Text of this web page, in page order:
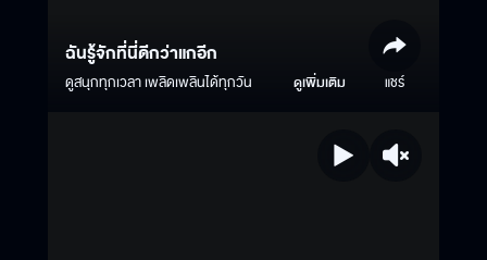
ฉันรู้จักที่นี่ดีกว่าแกอีก
ดูสนุกทุกเวลา เพลิดเพลินได้ทุกวัน ดูเพิ่มเติม แชร์